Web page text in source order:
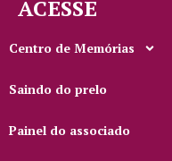
ACESSE
Centro de Memórias
Saindo do prelo
Painel do associado